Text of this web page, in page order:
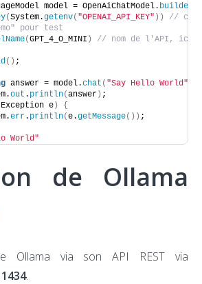
model = OpenAiChatModel. builder
(System.getenv( "OPENAI_API_KEY" ))
// clé
pour test
(GPT_4_O_MINI )
// nom de l'API, ici
() ;
answer = model.chat ( "Say Hello World"
out . println(answer ) ;
Exception e )
{
err. println(e.getMessage()) ;
World"
de Ollama
Ollama via son API REST via
.